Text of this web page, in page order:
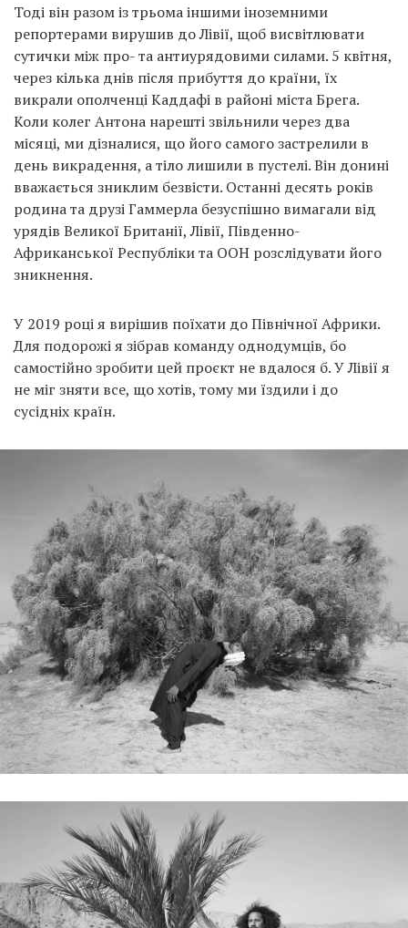
Тоді він разом із трьома іншими іноземними
репортерами вирушив до Лівії, щоб висвітлювати
сутички між про- та антиурядовими силами. 5 квітня,
через кілька днів після прибуття до країни, їх
викрали ополченці Каддафі в районі міста Брега.
Коли колег Антона нарешті звільнили через два
місяці, ми дізналися, що його самого застрелили в
день викрадення, а тіло лишили в пустелі. Він донині
вважається зниклим безвісти. Останні десять років
родина та друзі Гаммерла безуспішно вимагали від
урядів Великої Британії, Лівії, Південно-
Африканської Республіки та ООН розслідувати його
зникнення.
У 2019 році я вирішив поїхати до Північної Африки.
Для подорожі я зібрав команду однодумців, бо
самостійно зробити цей проєкт не вдалося б. У Лівії я
не міг зняти все, що хотів, тому ми їздили і до
сусідніх країн.